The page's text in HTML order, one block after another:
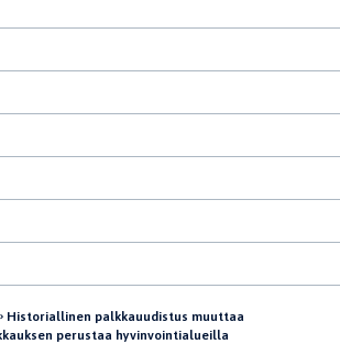
Historiallinen palkkauudistus muuttaa
perustaa hyvinvointialueilla